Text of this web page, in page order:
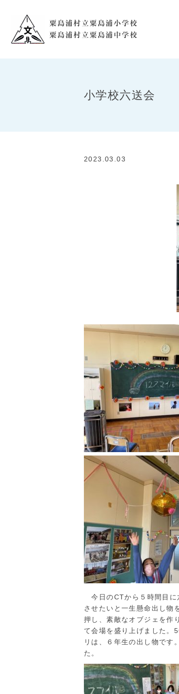
小学校六送会
2023.03.03
今日のCTから５時間目に
させたいと一生懸命出し物
押し、素敵なオブジェを作
て会場を盛り上げました。
リは、６年生の出し物です
た。